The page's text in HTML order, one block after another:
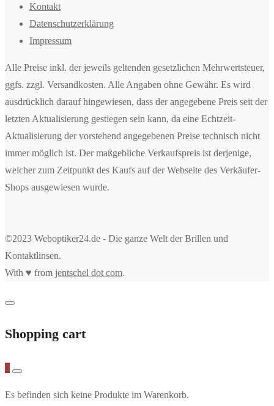
Kontakt
Datenschutzerklärung
Impressum
Alle Preise inkl. der jeweils geltenden gesetzlichen Mehrwertsteuer,
ggfs. zzgl. Versandkosten. Alle Angaben ohne Gewähr. Es wird
ausdrücklich darauf hingewiesen, dass der angegebene Preis seit der
letzten Aktualisierung gestiegen sein kann, da eine Echtzeit-
Aktualisierung der vorstehend angegebenen Preise technisch nicht
immer möglich ist. Der maßgebliche Verkaufspreis ist derjenige,
welcher zum Zeitpunkt des Kaufs auf der Webseite des Verkäufer-
Shops ausgewiesen wurde.
©2023 Weboptiker24.de - Die ganze Welt der Brillen und
Kontaktlinsen.
With ♥ from jentschel dot com.
Shopping cart
0
Es befinden sich keine Produkte im Warenkorb.